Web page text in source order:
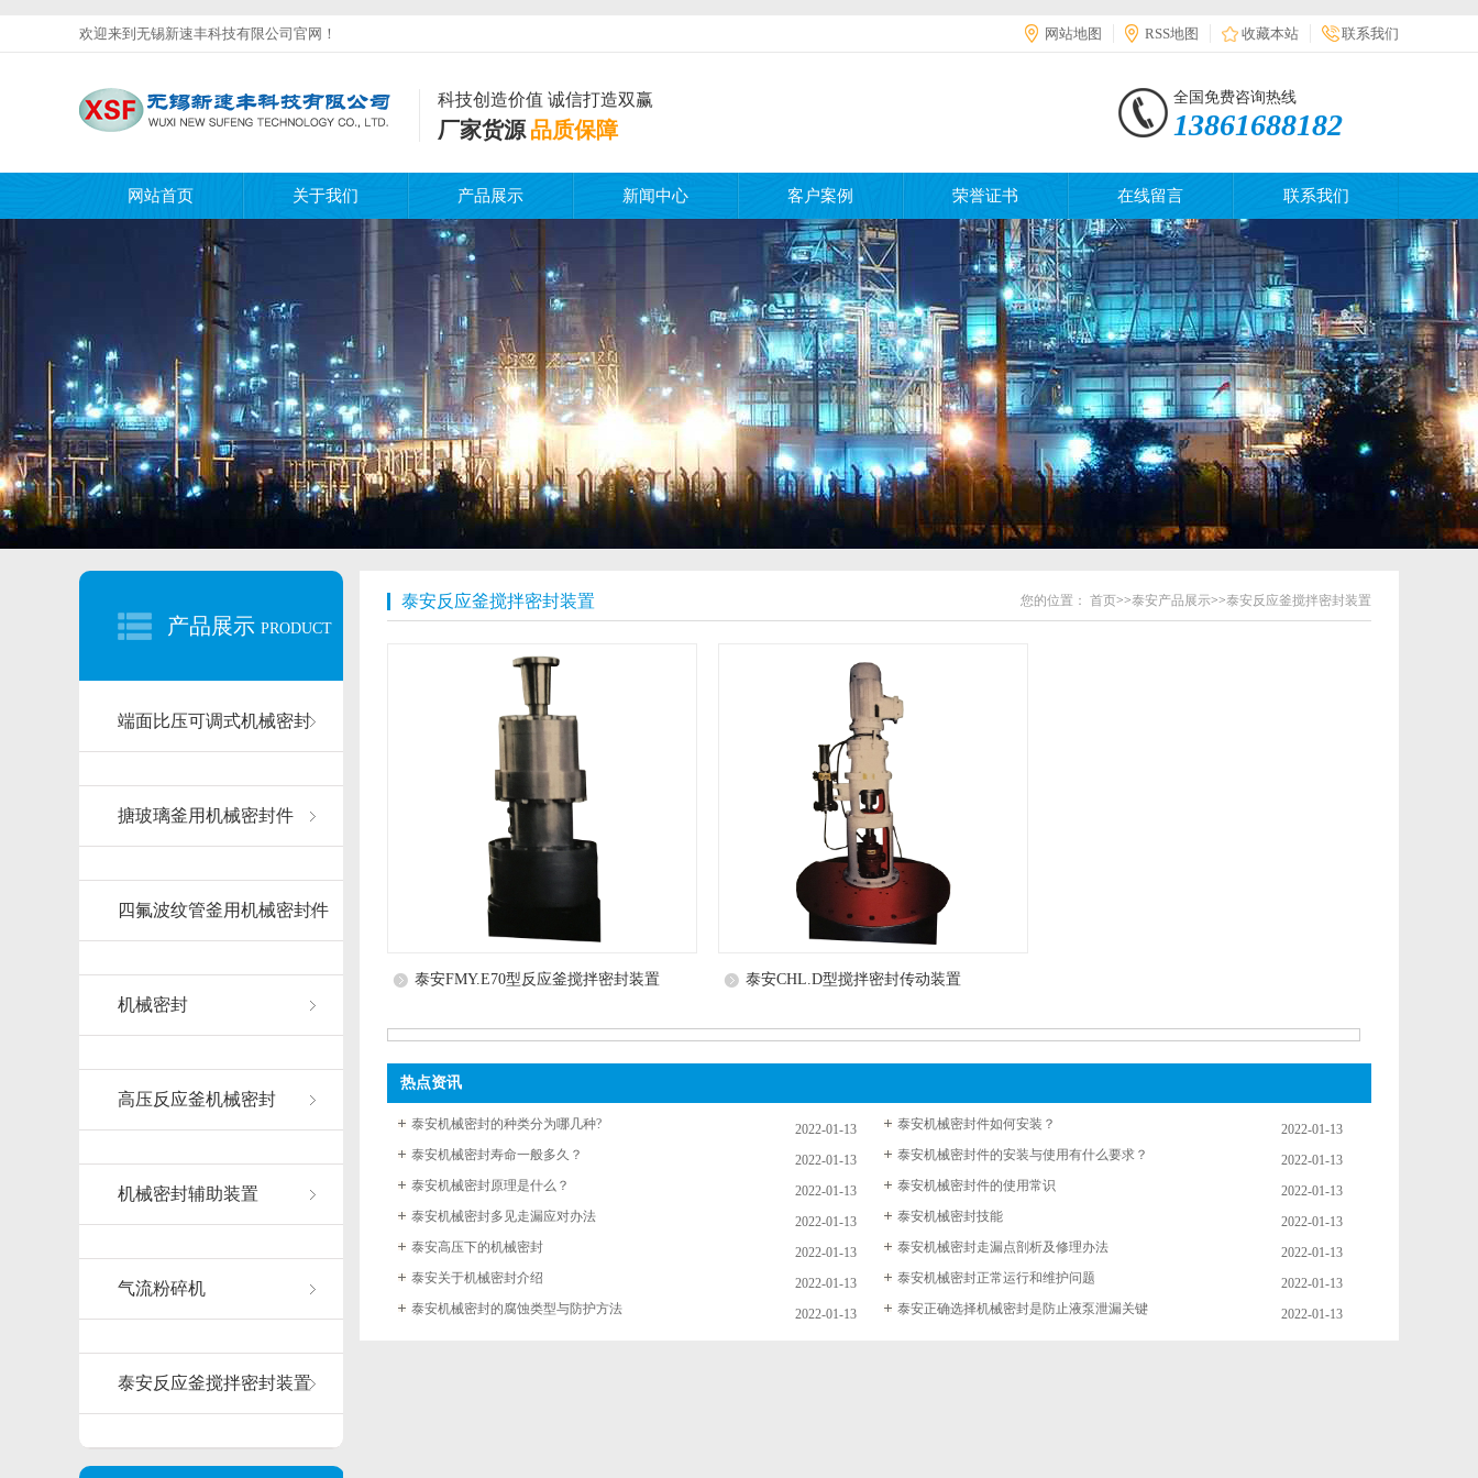
欢迎来到无锡新速丰科技有限公司官网！ 网站地图 RSS地图 收藏本站 联系我们
科技创造价值 诚信打造双赢
厂家货源 品质保障
全国免费咨询热线
13861688182
网站首页 关于我们 产品展示 新闻中心 客户案例 荣誉证书 在线留言 联系我们
产品展示 PRODUCT
端面比压可调式机械密封
搪玻璃釜用机械密封件
四氟波纹管釜用机械密封件
机械密封
高压反应釜机械密封
机械密封辅助装置
气流粉碎机
泰安反应釜搅拌密封装置
泰安反应釜搅拌密封装置 您的位置： 首页>>泰安产品展示>>泰安反应釜搅拌密封装置
泰安FMY.E70型反应釜搅拌密封装置 泰安CHL.D型搅拌密封传动装置
热点资讯
2022-01-13
泰安机械密封的种类分为哪几种? 2022-01-13
泰安机械密封件如何安装？
2022-01-13
泰安机械密封寿命一般多久？ 2022-01-13
泰安机械密封件的安装与使用有什么要求？
2022-01-13
泰安机械密封原理是什么？ 2022-01-13
泰安机械密封件的使用常识
2022-01-13
泰安机械密封多见走漏应对办法 2022-01-13
泰安机械密封技能
2022-01-13
泰安高压下的机械密封 2022-01-13
泰安机械密封走漏点剖析及修理办法
2022-01-13
泰安关于机械密封介绍 2022-01-13
泰安机械密封正常运行和维护问题
2022-01-13
泰安机械密封的腐蚀类型与防护方法 2022-01-13
泰安正确选择机械密封是防止液泵泄漏关键